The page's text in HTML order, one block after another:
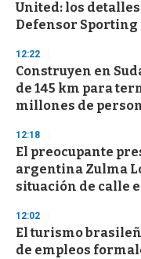
United: los
Defensor Sporting
12:22
Construyen en
de 145 km para
millones de
12:18
El preocupante
argentina Zulma
situación de calle
12:02
El turismo
de empleos